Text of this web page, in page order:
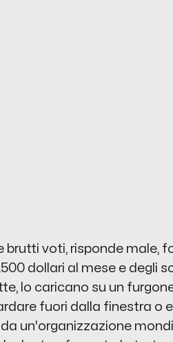
brutti voti, risponde male,
dollari al mese e degli
lo caricano su un
fuori dalla finestra o
un'organizzazione